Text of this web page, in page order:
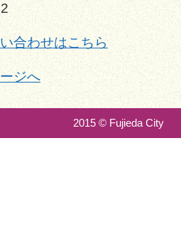
合わせはこちら
ジへ
2015 © Fujieda City